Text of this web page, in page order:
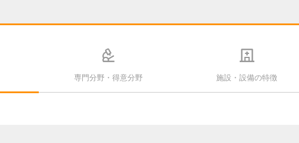
専門分野・得意分野 施設・設備の特徴